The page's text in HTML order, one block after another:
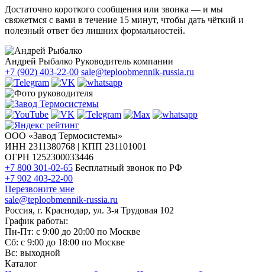
Достаточно короткого сообщения или звонка — и мы
свяжетмся с вами в течение 15 минут, чтобы дать чёткий и
полезный ответ без лишних формальностей.
Андрей Рыбалко Руководитель компании
+7 (902) 403-22-00 sale@teploobmennik-russia.ru
ООО «Завод Термосистемы»
ИНН 2311380768 | КПП 231101001
ОГРН 1252300033446
+7 800 301-02-65 Бесплатный звонок по РФ
+7 902 403-22-00
Перезвоните мне
sale@teploobmennik-russia.ru
Россия, г. Краснодар, ул. 3-я Трудовая 102
График работы:
Пн-Пт: с 9:00 до 20:00 по Москве
Сб: с 9:00 до 18:00 по Москве
Вс: выходной
Каталог